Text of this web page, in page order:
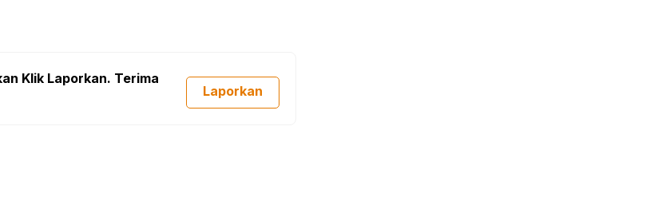
Klik Laporkan. Terima
Laporkan